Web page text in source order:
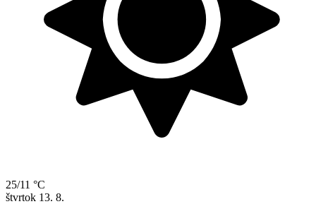
25/11 °C
štvrtok 13. 8.